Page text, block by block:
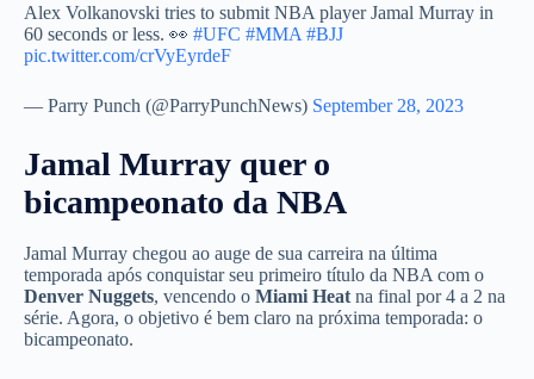
Alex Volkanovski tries to submit NBA player Jamal Murray in
60 seconds or less. 👀 #UFC #MMA #BJJ
pic.twitter.com/crVyEyrdeF
— Parry Punch (@ParryPunchNews) September 28, 2023
Jamal Murray quer o
bicampeonato da NBA
Jamal Murray chegou ao auge de sua carreira na última
temporada após conquistar seu primeiro título da NBA com o
Denver Nuggets, vencendo o Miami Heat na final por 4 a 2 na
série. Agora, o objetivo é bem claro na próxima temporada: o
bicampeonato.